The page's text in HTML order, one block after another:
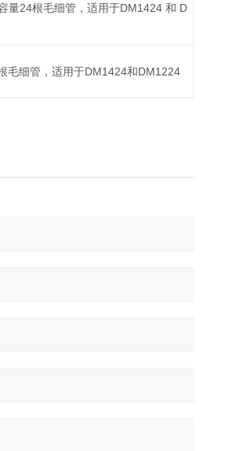
量24根毛细管，适用于DM1424 和 D
毛细管，适用于DM1424和DM1224